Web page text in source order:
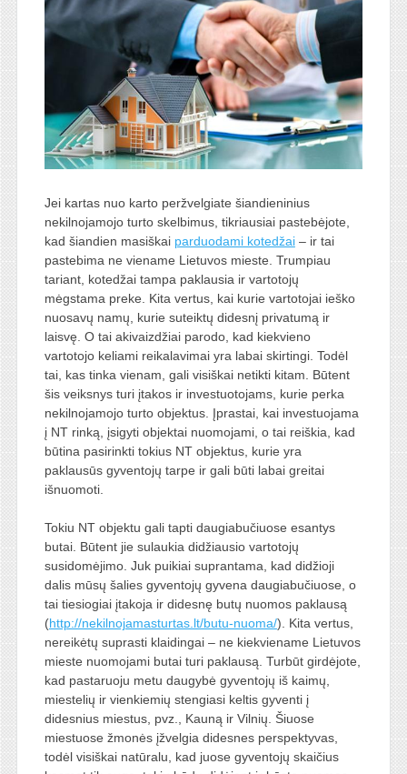
Jei kartas nuo karto peržvelgiate šiandieninius
nekilnojamojo turto skelbimus, tikriausiai pastebėjote,
kad šiandien masiškai parduodami kotedžai– ir tai
pastebima ne viename Lietuvos mieste. Trumpiau
tariant, kotedžai tampa paklausia ir vartotojų
mėgstama preke. Kita vertus, kai kurie vartotojai ieško
nuosavų namų, kurie suteiktų didesnį privatumą ir
laisvę. O tai akivaizdžiai parodo, kad kiekvieno
vartotojo keliami reikalavimai yra labai skirtingi. Todėl
tai, kas tinka vienam, gali visiškai netikti kitam. Būtent
šis veiksnys turi įtakos ir investuotojams, kurie perka
nekilnojamojo turto objektus. Įprastai, kai investuojama
į NT rinką, įsigyti objektai nuomojami, o tai reiškia, kad
būtina pasirinkti tokius NT objektus, kurie yra
paklausūs gyventojų tarpe ir gali būti labai greitai
išnuomoti.
Tokiu NT objektu gali tapti daugiabučiuose esantys
butai. Būtent jie sulaukia didžiausio vartotojų
susidomėjimo. Juk puikiai suprantama, kad didžioji
dalis mūsų šalies gyventojų gyvena daugiabučiuose, o
tai tiesiogiai įtakoja ir didesnę butų nuomos paklausą
(http://nekilnojamasturtas.lt/butu-nuoma/). Kita vertus,
nereikėtų suprasti klaidingai – ne kiekviename Lietuvos
mieste nuomojami butai turi paklausą. Turbūt girdėjote,
kad pastaruoju metu daugybė gyventojų iš kaimų,
miestelių ir vienkiemių stengiasi keltis gyventi į
didesnius miestus, pvz., Kauną ir Vilnių. Šiuose
miestuose žmonės įžvelgia didesnes perspektyvas,
todėl visiškai natūralu, kad juose gyventojų skaičius